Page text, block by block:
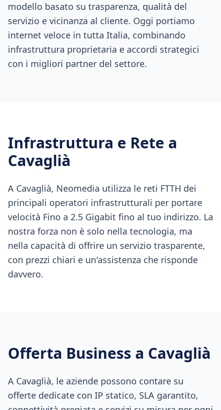
modello basato su trasparenza, qualità del
servizio e vicinanza al cliente. Oggi portiamo
internet veloce in tutta Italia, combinando
infrastruttura proprietaria e accordi strategici
con i migliori partner del settore.
Infrastruttura e Rete a
Cavaglià
A Cavaglià, Neomedia utilizza le reti FTTH dei
principali operatori infrastrutturali per portare
velocità Fino a 2.5 Gigabit fino al tuo indirizzo. La
nostra forza non è solo nella tecnologia, ma
nella capacità di offrire un servizio trasparente,
con prezzi chiari e un'assistenza che risponde
davvero.
Offerta Business a Cavaglià
A Cavaglià, le aziende possono contare su
offerte dedicate con IP statico, SLA garantito,